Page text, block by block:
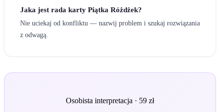
Jaka jest rada karty Piątka Różdżek?
Nie uciekaj od konfliktu — nazwij problem i szukaj rozwiązania
z odwagą.
Osobista interpretacja · 59 zł